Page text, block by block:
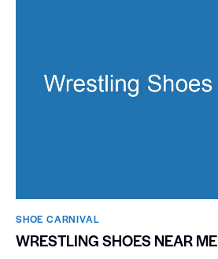
SHOE CARNIVAL​
WRESTLING SHOES NEAR ME